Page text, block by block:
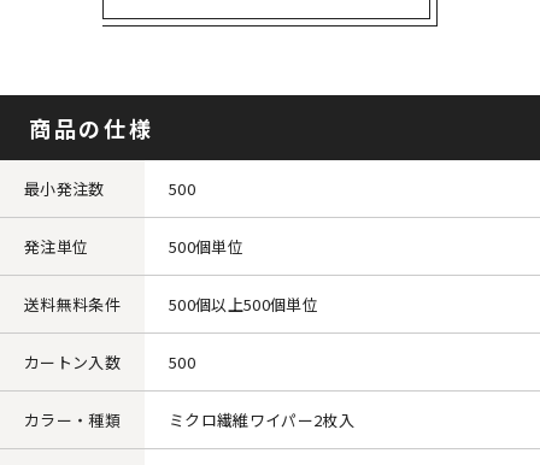
商品の仕様
最小発注数 500
発注単位 500個単位
送料無料条件 500個以上500個単位
カートン入数 500
カラー・種類 ミクロ繊維ワイパー2枚入